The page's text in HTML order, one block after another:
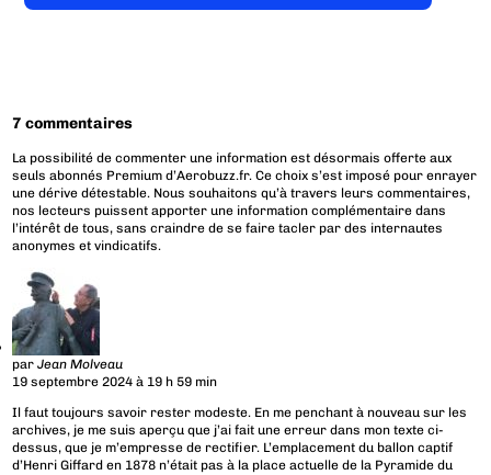
7 commentaires
La possibilité de commenter une information est désormais offerte aux
seuls abonnés Premium d’Aerobuzz.fr. Ce choix s’est imposé pour enrayer
une dérive détestable. Nous souhaitons qu’à travers leurs commentaires,
nos lecteurs puissent apporter une information complémentaire dans
l’intérêt de tous, sans craindre de se faire tacler par des internautes
anonymes et vindicatifs.
parJean Molveau
19 septembre 2024 à 19 h 59 min
Il faut toujours savoir rester modeste. En me penchant à nouveau sur les
archives, je me suis aperçu que j’ai fait une erreur dans mon texte ci-
dessus, que je m’empresse de rectifier. L’emplacement du ballon captif
d’Henri Giffard en 1878 n’était pas à la place actuelle de la Pyramide du